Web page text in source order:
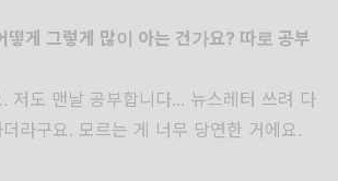
떻게 그렇게 많이 아는 건가요? 따로 공부
저도 맨날 공부합니다... 뉴스레터 쓰려 다
라구요. 모르는 게 너무 당연한 거에요.